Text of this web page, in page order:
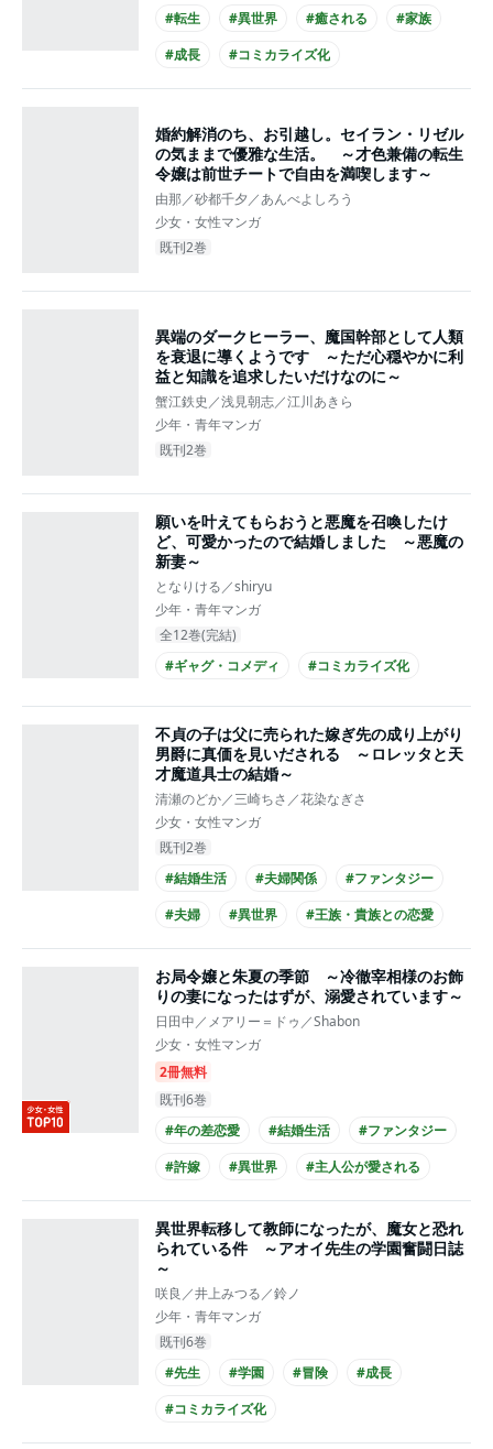
#転生 #異世界 #癒される
#家族
#成長
#コミカライズ化
婚約解消のち、お引越し。セイラン・リゼル
の気ままで優雅な生活。 ～才色兼備の転生
令嬢は前世チートで自由を満喫します～
由那／砂都千夕／あんべよしろう
少女・女性マンガ
既刊2巻
異端のダークヒーラー、魔国幹部として人類
を衰退に導くようです ～ただ心穏やかに利
益と知識を追求したいだけなのに～
蟹江鉄史／浅見朝志／江川あきら
少年・青年マンガ
既刊2巻
願いを叶えてもらおうと悪魔を召喚したけ
ど、可愛かったので結婚しました ～悪魔の
新妻～
となりける／shiryu
少年・青年マンガ
全12巻(完結)
#ギャグ・コメディ
#コミカライズ化
不貞の子は父に売られた嫁ぎ先の成り上がり
男爵に真価を見いだされる ～ロレッタと天
才魔道具士の結婚～
清瀬のどか／三崎ちさ／花染なぎさ
少女・女性マンガ
既刊2巻
#結婚生活
#夫婦関係
#ファンタジー
#夫婦
#異世界
#王族・貴族との恋愛
#王子様系男子
#主人公が10代女性
#コミカライズ化
お局令嬢と朱夏の季節 ～冷徹宰相様のお飾
りの妻になったはずが、溺愛されています～
日田中／メアリー＝ドゥ／Shabon
少女・女性マンガ
2冊無料
既刊6巻
#年の差恋愛
#結婚生活
#ファンタジー
#許嫁
#異世界
#主人公が愛される
#王族・貴族との恋愛
#クール男子
#主人公が20代女性
#コミカライズ化
異世界転移して教師になったが、魔女と恐れ
られている件 ～アオイ先生の学園奮闘日誌
～
咲良／井上みつる／鈴ノ
少年・青年マンガ
既刊6巻
#先生
#学園 #冒険
#成長
#コミカライズ化